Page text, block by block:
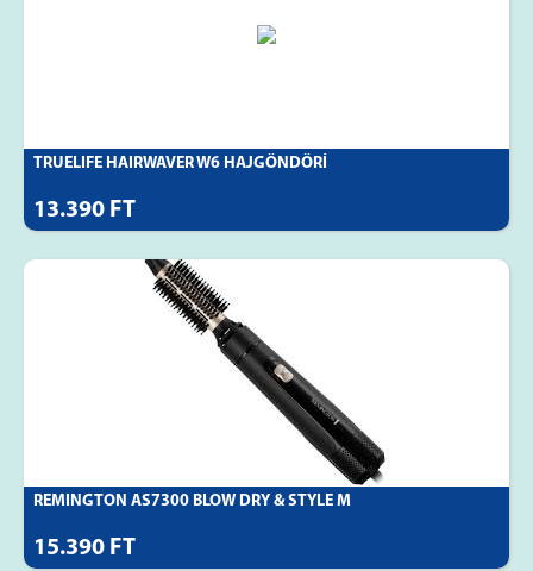
TRUELIFE HAIRWAVER W6 HAJGÖNDÖRÍ
13.390 FT
REMINGTON AS7300 BLOW DRY & STYLE M
15.390 FT